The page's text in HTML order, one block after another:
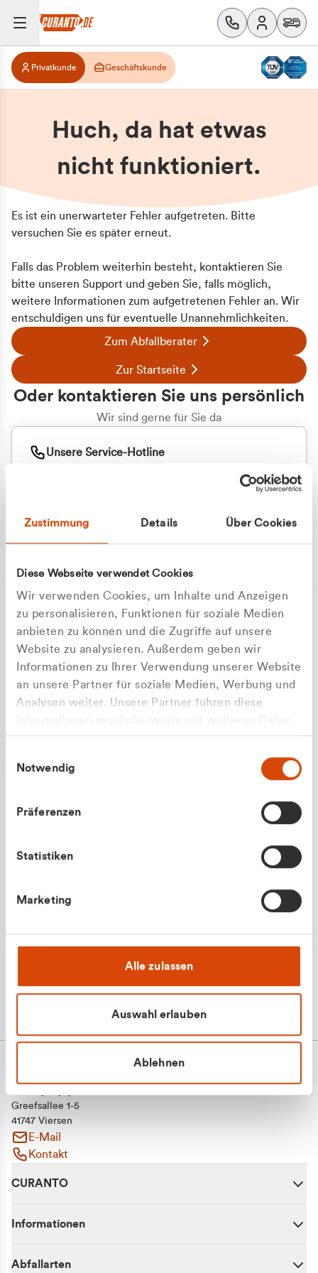
Zustimmung Details Über Cookies
Diese Webseite verwendet Cookies
Wir verwenden Cookies, um Inhalte und Anzeigen
zu personalisieren, Funktionen für soziale Medien
anbieten zu können und die Zugriffe auf unsere
Website zu analysieren. Außerdem geben wir
Informationen zu Ihrer Verwendung unserer Website
an unsere Partner für soziale Medien, Werbung und
Analysen weiter. Unsere Partner führen diese
zusammen, die Sie ihnen bereitgestellt haben oder
gesammelt haben.
Notwendig
Präferenzen
Statistiken
Marketing
Alle zulassen
Auswahl erlauben
Ablehnen
Zu welcher Kundengruppe
Privatkunde Geschäftskunde
Huch, da hat etwas
nicht funktioniert.
Es ist ein unerwarteter Fehler aufgetreten. Bitte
versuchen Sie es später erneut.
Falls das Problem weiterhin besteht, kontaktieren Sie
bitte unseren Support und geben Sie, falls möglich,
weitere Informationen zum aufgetretenen Fehler an. Wir
entschuldigen uns für eventuelle Unannehmlichkeiten.
Zum Abfallberater
Zur Startseite
Oder kontaktieren Sie uns persönlich
Wir sind gerne für Sie da
Unsere Service-Hotline
+49 177 8376058
Apilash Balanesan
Greefsallee 1-5
41747 Viersen
E-Mail
Kontakt
CURANTO
Informationen
Abfallarten